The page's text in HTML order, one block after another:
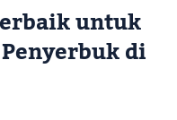
untuk
di